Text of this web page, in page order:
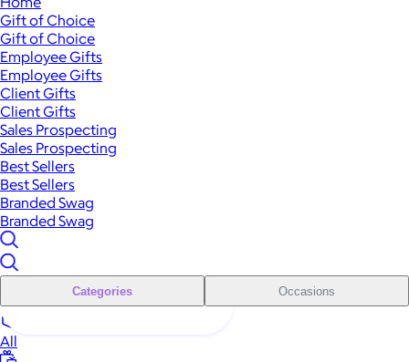
Gift of Choice
Gift of Choice
Employee Gifts
Employee Gifts
Client Gifts
Client Gifts
Sales Prospecting
Sales Prospecting
Best Sellers
Best Sellers
Branded Swag
Branded Swag
Categories Occasions
All